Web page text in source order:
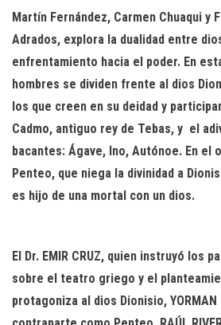
Martín Fernández, Carmen Chuaqui y
Adrados, explora la dualidad entre
enfrentamiento hacia el poder. En
hombres se dividen frente al dios
los que creen en su deidad y
Cadmo, antiguo rey de Tebas, y el
bacantes: Ágave, Ino, Autónoe. En el
Penteo, que niega la divinidad a
es hijo de una mortal con un dios.
El Dr. EMIR CRUZ, quien instruyó los
sobre el teatro griego y el
protagoniza al dios Dionisio, YORMAN